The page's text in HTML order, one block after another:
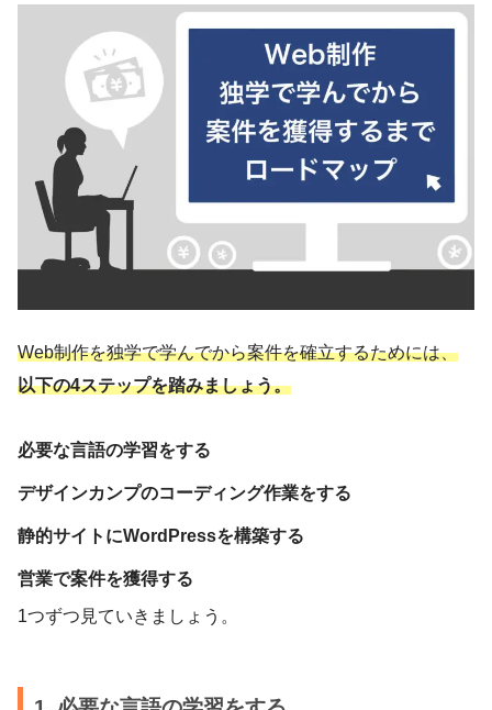
Web制作を独学で学んでから案件を確立するためには、
以下の4ステップを踏みましょう。
必要な言語の学習をする
デザインカンプのコーディング作業をする
静的サイトにWordPressを構築する
営業で案件を獲得する
1つずつ見ていきましょう。